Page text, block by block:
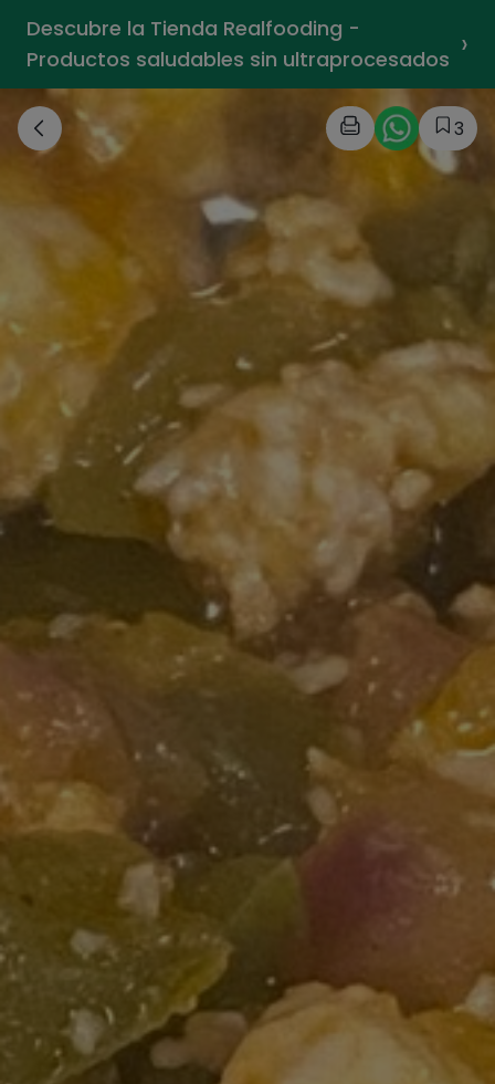
Descubre la Tienda Realfooding -
Productos saludables sin ultraprocesados ›
3